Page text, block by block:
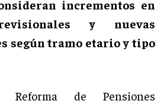
incrementos en
y nuevas
según tramo etario y tipo
de Pensiones